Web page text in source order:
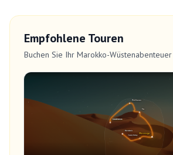
Empfohlene Touren
Buchen Sie Ihr Marokko-Wüstenabenteuer